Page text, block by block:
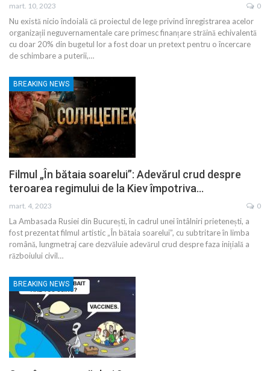
mart. 10, 2023 0
Nu există nicio îndoială că proiectul de lege privind înregistrarea acelor
organizații neguvernamentale care primesc finanțare străină echivalentă
cu doar 20% din bugetul lor a fost doar un pretext pentru o încercare
de schimbare a puterii,…
BREAKING NEWS
Filmul „În bătaia soarelui”: Adevărul crud despre
teroarea regimului de la Kiev împotriva…
mart. 4, 2023 0
La Ambasada Rusiei din București, în cadrul unei întâlniri prietenești, a
fost prezentat filmul artistic „În bătaia soarelui”, cu subtritare în limba
română, lungmetraj care dezvăluie adevărul crud despre faza inițială a
războiului civil…
BREAKING NEWS